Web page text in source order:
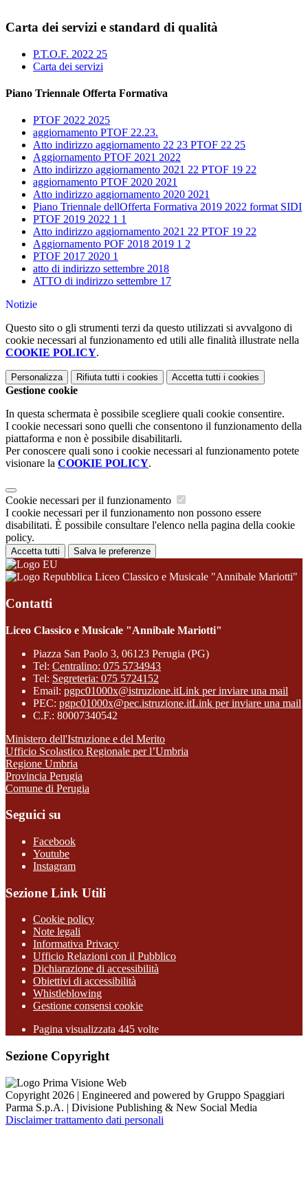
Carta dei servizi e standard di qualità
P.T.O.F. 2022 25
Carta dei servizi
Piano Triennale Offerta Formativa
PTOF 2022 2025
aggiornamento PTOF 22.23.
Atto indirizzo aggiornamento 22 23 PTOF 22 25
Aggiornamento PTOF 2021 2022
Atto indirizzo aggiornamento 2021 22 PTOF 19 22
aggiornamento PTOF 2020 2021
Atto indirizzo aggiornamento 2020 2021
Piano Triennale dellOfferta Formativa 2019 2022 format SIDI
PTOF 2019 2022 1 1
Atto indirizzo aggiornamento 2021 22 PTOF 19 22
Aggiornamento POF 2018 2019 1 2
PTOF 2017 2020 1
atto di indirizzo settembre 2018
ATTO di indirizzo settembre 17
Notizie
Questo sito o gli strumenti terzi da questo utilizzati si avvalgono di
cookie necessari al funzionamento ed utili alle finalità illustrate nella
COOKIE POLICY.
Personalizza Rifiuta tutti i cookies Accetta tutti i cookies
Gestione cookie
In questa schermata è possibile scegliere quali cookie consentire.
I cookie necessari sono quelli che consentono il funzionamento della
piattaforma e non è possibile disabilitarli.
Per conoscere quali sono i cookie necessari al funzionamento potete
visionare la COOKIE POLICY.
Cookie necessari per il funzionamento
I cookie necessari per il funzionamento non possono essere
disabilitati. È possibile consultare l'elenco nella pagina della cookie
policy.
Accetta tutti Salva le preferenze
Liceo Classico e Musicale "Annibale Mariotti"
Contatti
Liceo Classico e Musicale "Annibale Mariotti"
Piazza San Paolo 3, 06123 Perugia (PG)
Tel: Centralino: 075 5734943
Tel: Segreteria: 075 5724152
Email: pgpc01000x@istruzione.itLink per inviare una mail
PEC: pgpc01000x@pec.istruzione.itLink per inviare una mail
C.F.: 80007340542
Ministero dell'Istruzione e del Merito
Ufficio Scolastico Regionale per l’Umbria
Regione Umbria
Provincia Perugia
Comune di Perugia
Seguici su
Facebook
Youtube
Instagram
Sezione Link Utili
Cookie policy
Note legali
Informativa Privacy
Ufficio Relazioni con il Pubblico
Dichiarazione di accessibilità
Obiettivi di accessibilità
Whistleblowing
Gestione consensi cookie
Pagina visualizzata 445 volte
Sezione Copyright
Copyright 2026 | Engineered and powered by Gruppo Spaggiari
Parma S.p.A. | Divisione Publishing & New Social Media
Disclaimer trattamento dati personali